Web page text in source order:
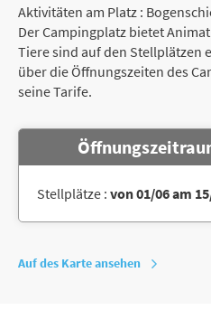
Aktivitäten am Platz :
Der Campingplatz bietet
Tiere sind auf den Stellplätzen
über die Öffnungszeiten des
seine Tarife.
Stellplätze : von 01/06 am
Auf des Karte ansehen